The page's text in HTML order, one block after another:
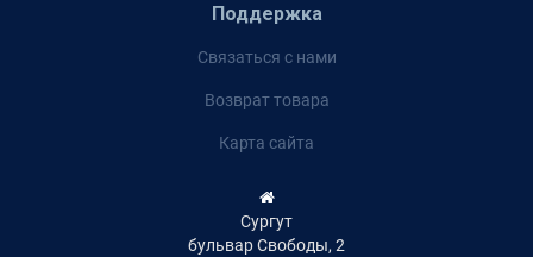
Поддержка
Связаться с нами
Возврат товара
Карта сайта
Сургут
бульвар Свободы, 2